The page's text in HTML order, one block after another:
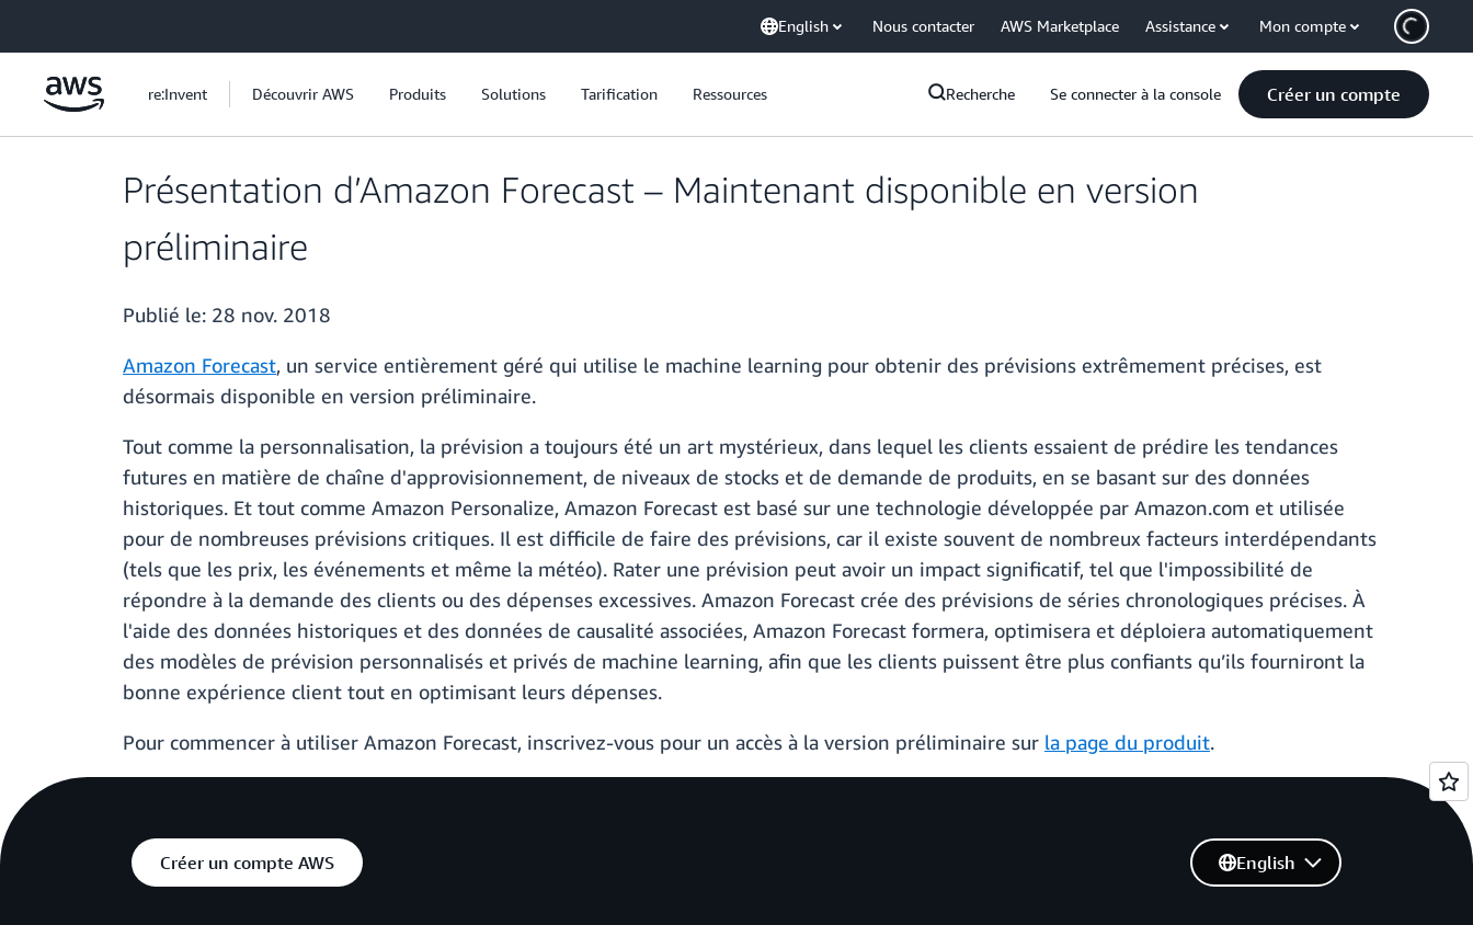
English Nous contacter AWS Marketplace Assistance Mon compte
re:Invent Découvrir AWS Produits Solutions Tarification Ressources Recherche Se connecter à la console Créer un compte
Présentation d’Amazon Forecast – Maintenant disponible en version
préliminaire
Publié le: 28 nov. 2018
Amazon Forecast, un service entièrement géré qui utilise le machine learning pour obtenir des prévisions extrêmement précises, est
désormais disponible en version préliminaire.
Tout comme la personnalisation, la prévision a toujours été un art mystérieux, dans lequel les clients essaient de prédire les tendances
futures en matière de chaîne d'approvisionnement, de niveaux de stocks et de demande de produits, en se basant sur des données
historiques. Et tout comme Amazon Personalize, Amazon Forecast est basé sur une technologie développée par Amazon.com et utilisée
pour de nombreuses prévisions critiques. Il est difficile de faire des prévisions, car il existe souvent de nombreux facteurs interdépendants
(tels que les prix, les événements et même la météo). Rater une prévision peut avoir un impact significatif, tel que l'impossibilité de
répondre à la demande des clients ou des dépenses excessives. Amazon Forecast crée des prévisions de séries chronologiques précises. À
l'aide des données historiques et des données de causalité associées, Amazon Forecast formera, optimisera et déploiera automatiquement
des modèles de prévision personnalisés et privés de machine learning, afin que les clients puissent être plus confiants qu’ils fourniront la
bonne expérience client tout en optimisant leurs dépenses.
Pour commencer à utiliser Amazon Forecast, inscrivez-vous pour un accès à la version préliminaire sur la page du produit.
Créer un compte AWS English